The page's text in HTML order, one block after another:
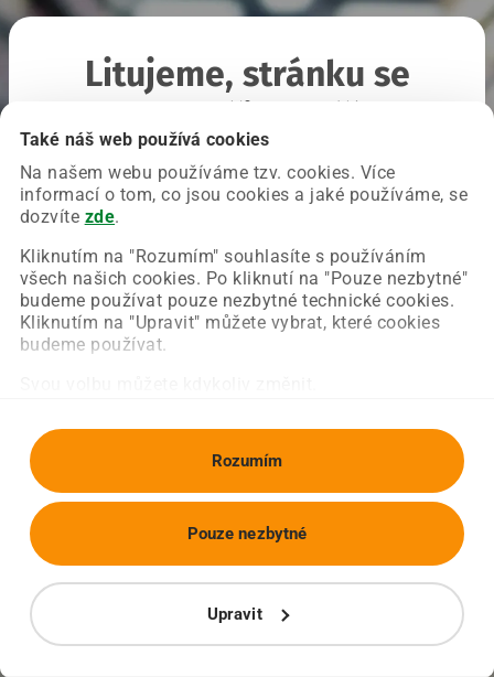
Také náš web používá cookies
Na našem webu používáme tzv. cookies. Více
informací o tom, co jsou cookies a jaké používáme, se
dozvíte zde.
Kliknutím na "Rozumím" souhlasíte s používáním
všech našich cookies. Po kliknutí na "Pouze nezbytné"
budeme používat pouze nezbytné technické cookies.
Kliknutím na "Upravit" můžete vybrat, které cookies
budeme používat.
Rozumím
Upravit
Pouze nezbytné
Litujeme, stránku se
Chyba nastala na naší straně a už ji opravujeme.
Zkuste prosím znovu načíst požadovanou stránku.
Obnovit stránku Úvodní strana